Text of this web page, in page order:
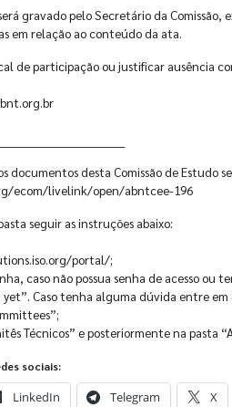
gravado pelo Secretário da
em relação ao conteúdo da ata.
de participação ou justificar ausência
documentos desta Comissão de Estudo
ecom/livelink/open/abntcee-196
seguir as instruções abaixo:
portal/;
caso não possua senha de acesso ou
Caso tenha alguma dúvida entre
Técnicos” e posteriormente na pasta
sociais:
LinkedIn Telegram X